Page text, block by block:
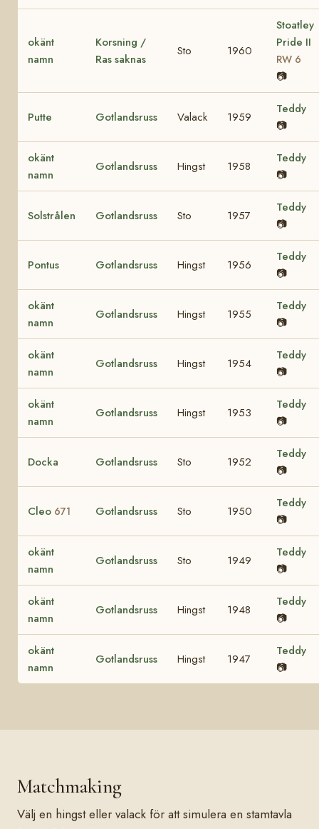
okänt
namn
Korsning /
Ras saknas
Sto 1960
Stoatley
Pride II
RW 6
📷
Putte Gotlandsruss Valack 1959
Teddy
📷
okänt
namn
Gotlandsruss Hingst 1958
Teddy
📷
Solstrålen Gotlandsruss Sto 1957
Teddy
📷
Pontus Gotlandsruss Hingst 1956
Teddy
📷
okänt
namn
Gotlandsruss Hingst 1955
Teddy
📷
okänt
namn
Gotlandsruss Hingst 1954
Teddy
📷
okänt
namn
Gotlandsruss Hingst 1953
Teddy
📷
Docka Gotlandsruss Sto 1952
Teddy
📷
Cleo 671 Gotlandsruss Sto 1950
Teddy
📷
okänt
namn
Gotlandsruss Sto 1949
Teddy
📷
okänt
namn
Gotlandsruss Hingst 1948
Teddy
📷
okänt
namn
Gotlandsruss Hingst 1947
Teddy
📷
Matchmaking
Välj en hingst eller valack för att simulera en stamtavla